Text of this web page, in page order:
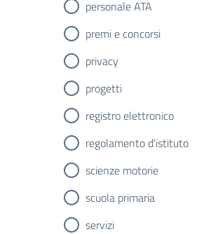
personale ATA
premi e concorsi
privacy
progetti
registro elettronico
regolamento d'istituto
scienze motorie
scuola primaria
servizi